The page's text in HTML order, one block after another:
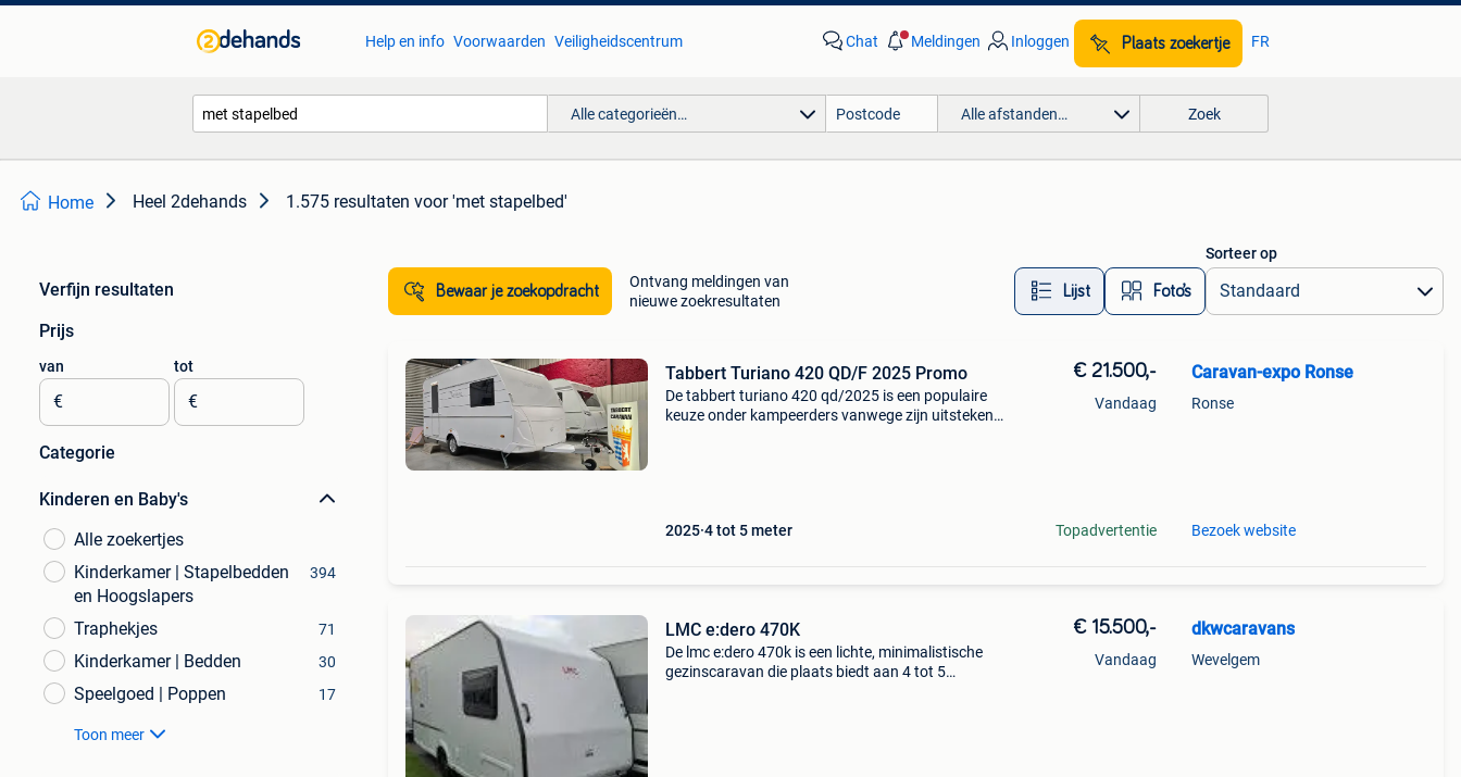
Help en info Voorwaarden Veiligheidscentrum Chat Meldingen Inloggen Plaats zoekertje FR
Alle categorieën… Alle afstanden… Zoek
Home Heel 2dehands 1.575 resultaten voor 'met stapelbed'
Verfijn resultaten
Prijs
van
€
tot
€
Categorie
Kinderen en Baby's
Alle zoekertjes
Kinderkamer | Stapelbedden
en Hoogslapers
394
Traphekjes 71
Kinderkamer | Bedden 30
Speelgoed | Poppen 17
Toon meer
Bewaar je zoekopdracht
Ontvang meldingen van
nieuwe zoekresultaten
Lijst Foto’s
Sorteer op
Tabbert Turiano 420 QD/F 2025 Promo
De tabbert turiano 420 qd/2025 is een populaire
keuze onder kampeerders vanwege zijn uitstekende
2025 4 tot 5 meter
€ 21.500,-
Vandaag
Topadvertentie
Caravan-expo Ronse
Ronse
Bezoek website
LMC e:dero 470K
De lmc e:dero 470k is een lichte, minimalistische
gezinscaravan die plaats biedt aan 4 tot 5
€ 15.500,-
Vandaag
dkwcaravans
Wevelgem